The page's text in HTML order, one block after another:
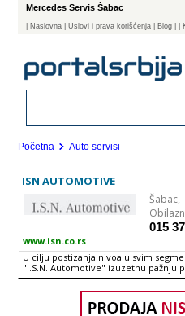
Mercedes Servis Šabac
Naslovna | Uslovi i prava korišćenja Blog
Početna Auto servisi
ISN AUTOMOTIVE
Šabac,
015
www.isn.co.rs
U cilju postizanja nivoa u svim
"I.S.N. Automotive" izuzetnu pažnju
servisnom prostoru Servisni centar
m2 opremljen je najsavremenijom
opremom, kao i velikim brojem
je u potpunosti osposobljen za